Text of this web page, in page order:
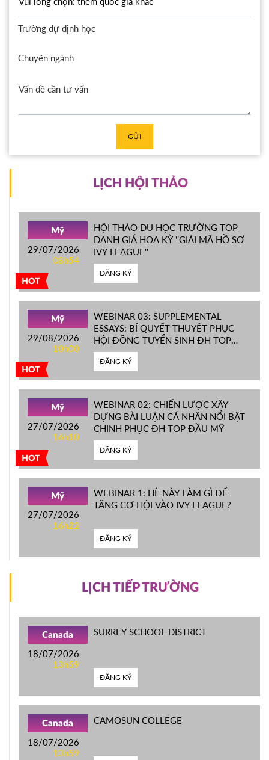
Trường dự định học
Chuyên ngành
GỬI
LỊCH HỘI THẢO
HOT
Mỹ
29/07/2026
08h54
HỘI THẢO DU HỌC TRƯỜNG TOP
DANH GIÁ HOA KỲ ''GIẢI MÃ HỒ SƠ
IVY LEAGUE''
ĐĂNG KÝ
HOT
Mỹ
29/08/2026
10h00
WEBINAR 03: SUPPLEMENTAL
ESSAYS: BÍ QUYẾT THUYẾT PHỤC
HỘI ĐỒNG TUYỂN SINH ĐH TOP
ĐẦU MỸ
ĐĂNG KÝ
HOT
Mỹ
27/07/2026
16h10
WEBINAR 02: CHIẾN LƯỢC XÂY
DỰNG BÀI LUẬN CÁ NHÂN NỔI BẬT
CHINH PHỤC ĐH TOP ĐẦU MỸ
ĐĂNG KÝ
Mỹ
27/07/2026
16h22
WEBINAR 1: HÈ NÀY LÀM GÌ ĐỂ
TĂNG CƠ HỘI VÀO IVY LEAGUE?
ĐĂNG KÝ
LỊCH TIẾP TRƯỜNG
Canada
18/07/2026
13h59
SURREY SCHOOL DISTRICT
ĐĂNG KÝ
Canada
18/07/2026
13h59
CAMOSUN COLLEGE